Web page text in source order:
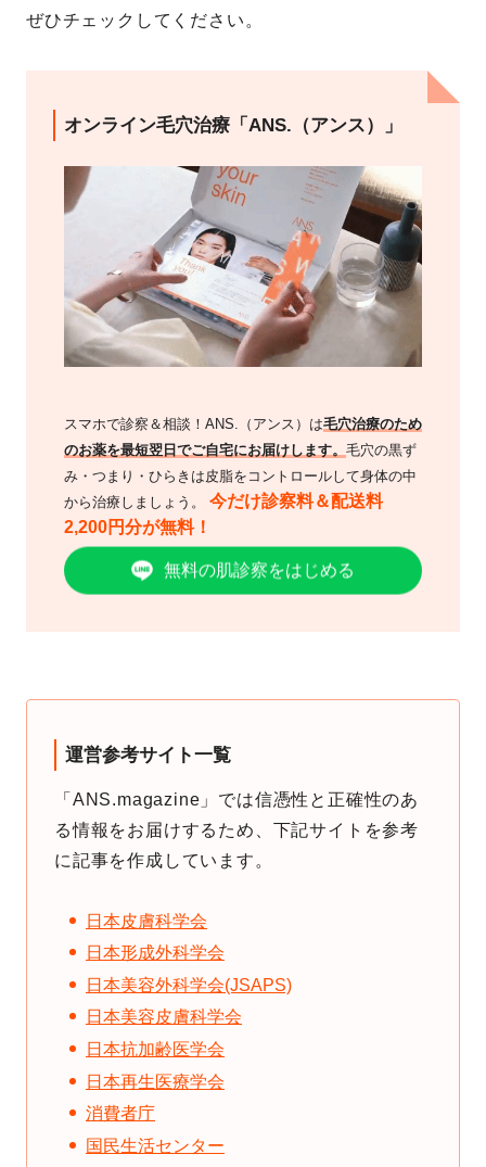
ぜひチェックしてください。
オンライン毛穴治療「ANS.（アンス）」
スマホで診察＆相談！ANS.（アンス）は毛穴治療のため
のお薬を最短翌日でご自宅にお届けします。 毛穴の黒ず
み・つまり・ひらきは皮脂をコントロールして身体の中
から治療しましょう。
今だけ診察料＆配送料
2,200円分が無料！
無料の肌診察をはじめる
運営参考サイト一覧
「ANS.magazine」では信憑性と正確性のあ
る情報をお届けするため、下記サイトを参考
に記事を作成しています。
日本皮膚科学会
日本形成外科学会
日本美容外科学会(JSAPS)
日本美容皮膚科学会
日本抗加齢医学会
日本再生医療学会
消費者庁
国民生活センター